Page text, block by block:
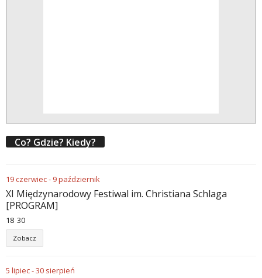
Co? Gdzie? Kiedy?
19czerwiec- 9październik
XI Międzynarodowy Festiwal im. Christiana Schlaga
[PROGRAM]
18 30
Zobacz
5 lipiec-30 sierpień